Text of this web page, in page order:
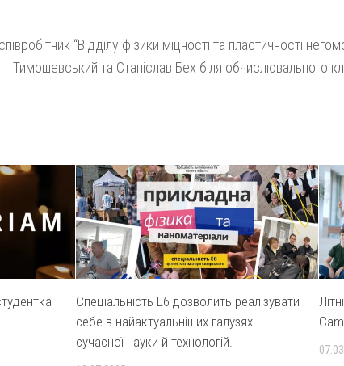
“Відділу фізики міцності та пластичності
Тимошевський та Станіслав Бех біля обчислювального
Спеціальність Е6 дозволить реалізувати
себе в найактуальніших галузях
сучасної науки й технологій.